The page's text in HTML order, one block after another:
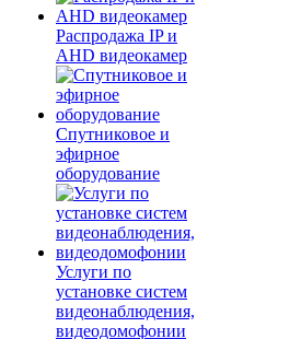
Распродажа IP и
AHD видеокамер
Спутниковое и
эфирное
оборудование
Услуги по
установке систем
видеонаблюдения,
видеодомофонии